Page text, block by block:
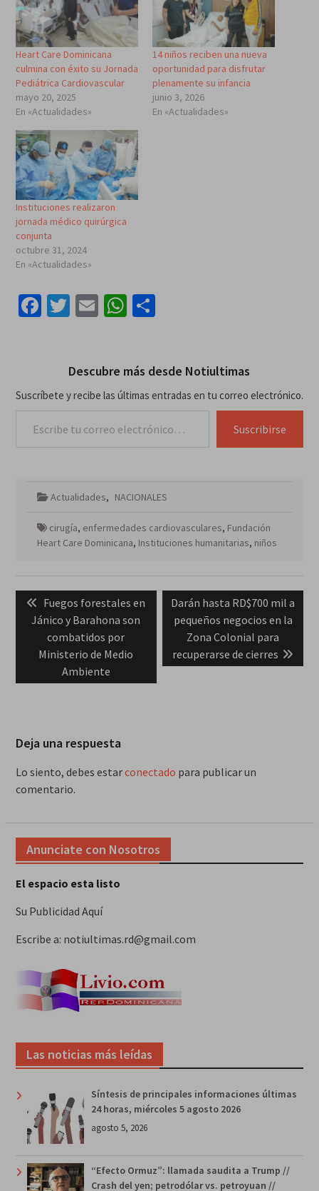
Heart Care Dominicana
culmina con éxito su Jornada
Pediátrica Cardiovascular
mayo 20, 2025
En «Actualidades»
14 niños reciben una nueva
oportunidad para disfrutar
plenamente su infancia
junio 3, 2026
En «Actualidades»
Instituciones realizaron
jornada médico quirúrgica
conjunta
octubre 31, 2024
En «Actualidades»
Facebook
Twitter
EmailWhatsApp
Compartir
Descubre más desde Notiultimas
Suscríbete y recibe las últimas entradas en tu correo electrónico.
Suscribirse
Actualidades, NACIONALES
cirugía, enfermedades cardiovasculares, Fundación
Heart Care Dominicana, Instituciones humanitarias, niños
de
entradas
Previous
post:
Fuegos forestales en
Jánico y Barahona son
combatidos por
Ministerio de Medio
Ambiente
Next
post:
Darán hasta RD$700 mil a
pequeños negocios en la
Zona Colonial para
recuperarse de cierres
Deja una respuesta
Lo siento, debes estarconectado para publicar un
comentario.
Anunciate con Nosotros
El espacio esta listo
Su Publicidad Aquí
Escribe a: notiultimas.rd@gmail.com
Las noticias más leídas
Síntesis de principales informaciones últimas
24 horas, miércoles 5 agosto 2026
agosto 5, 2026
“Efecto Ormuz”: llamada saudita a Trump //
Crash del yen; petrodólar vs. petroyuan //